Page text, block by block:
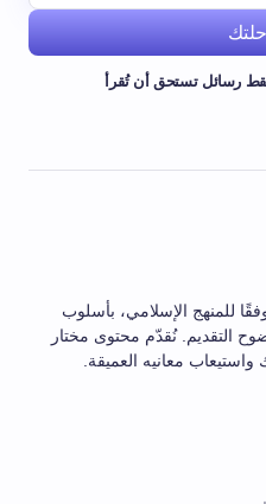
فقط رسائل تستحق أن تُقرأ
للمنهج الإسلامي، بأسلوب
التقديم. نُقدّم محتوى مختار
معانيه العميقة.